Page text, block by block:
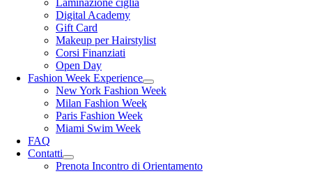
Laminazione ciglia
Digital Academy
Gift Card
Makeup per Hairstylist
Corsi Finanziati
Open Day
Fashion Week Experience
New York Fashion Week
Milan Fashion Week
Paris Fashion Week
Miami Swim Week
FAQ
Contatti
Prenota Incontro di Orientamento